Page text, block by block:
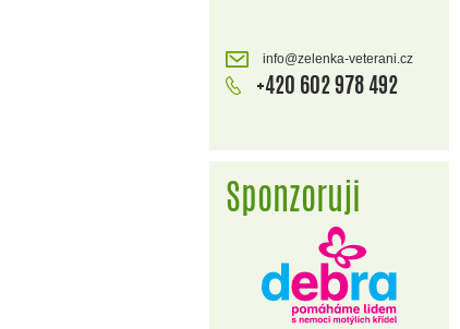
info@zelenka-veterani.cz
+420 602 978 492
Sponzoruji